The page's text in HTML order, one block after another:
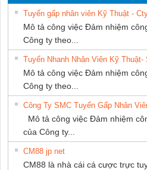
Tuyển gấp nhân viên Kỹ Thuật -
Mô tả công việc Đảm nhiệm
Công ty theo...
Tuyển Nhanh Nhân Viên Kỹ Thuật-
Mô tả công việc Đảm nhiệm
Công ty theo...
Công Ty SMC Tuyển Gấp Nhân
Mô tả công việc Đảm nhiệm
của Công ty...
CM88 jp net
CM88 là nhà cái cá cược trực